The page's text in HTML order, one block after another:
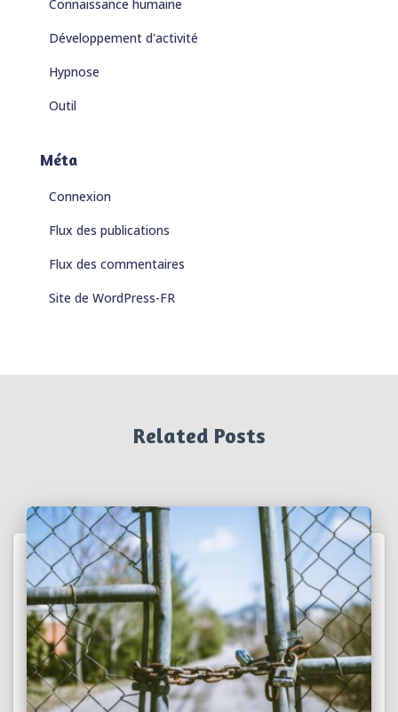
Connaissance humaine
Développement d'activité
Hypnose
Outil
Méta
Connexion
Flux des publications
Flux des commentaires
Site de WordPress-FR
Related Posts